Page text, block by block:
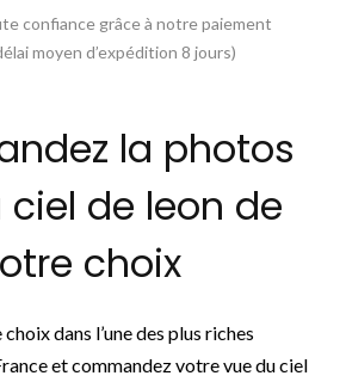
confiance grâce à notre paiement
moyen d’expédition 8 jours)
la photos
de leon de
choix
dans l’une des plus riches
et commandez votre vue du ciel